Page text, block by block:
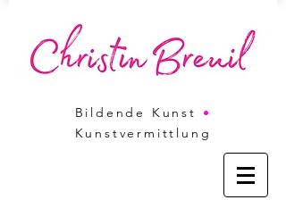
Bildende Kunst •
Kunstvermittlung